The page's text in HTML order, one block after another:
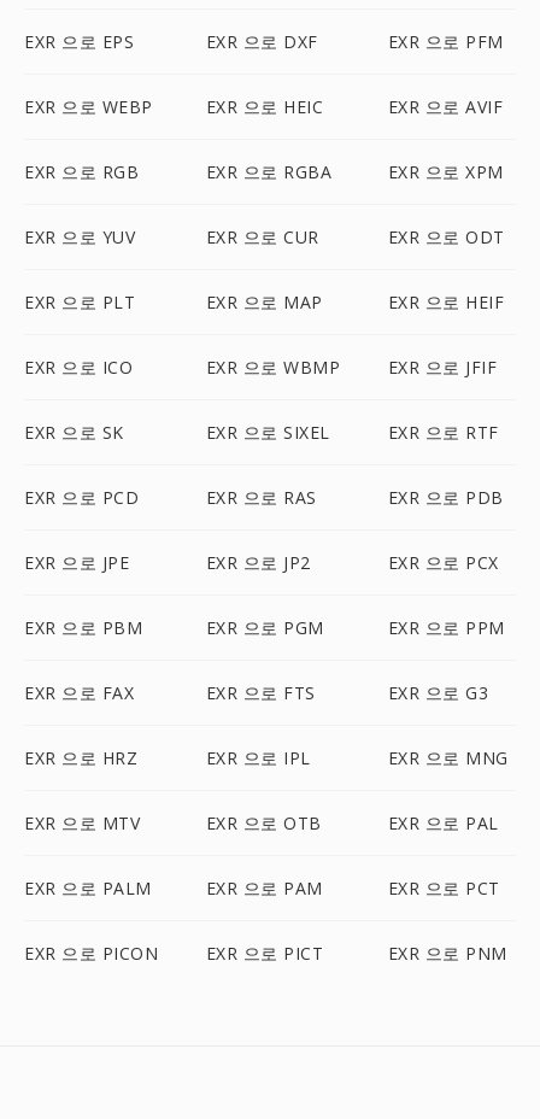
EXR 으로 EPS EXR 으로 DXF EXR 으로 PFM
EXR 으로 WEBP EXR 으로 HEIC EXR 으로 AVIF
EXR 으로 RGB EXR 으로 RGBA EXR 으로 XPM
EXR 으로 YUV EXR 으로 CUR EXR 으로 ODT
EXR 으로 PLT EXR 으로 MAP EXR 으로 HEIF
EXR 으로 ICO EXR 으로 WBMP EXR 으로 JFIF
EXR 으로 SK EXR 으로 SIXEL EXR 으로 RTF
EXR 으로 PCD EXR 으로 RAS EXR 으로 PDB
EXR 으로 JPE EXR 으로 JP2 EXR 으로 PCX
EXR 으로 PBM EXR 으로 PGM EXR 으로 PPM
EXR 으로 FAX EXR 으로 FTS EXR 으로 G3
EXR 으로 HRZ EXR 으로 IPL EXR 으로 MNG
EXR 으로 MTV EXR 으로 OTB EXR 으로 PAL
EXR 으로 PALM EXR 으로 PAM EXR 으로 PCT
EXR 으로 PICON EXR 으로 PICT EXR 으로 PNM